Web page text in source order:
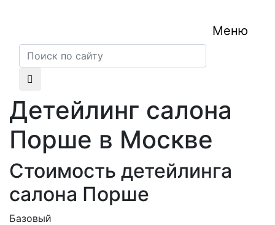
Меню
Детейлинг салона
Порше в Москве
Стоимость детейлинга
салона Порше
Базовый